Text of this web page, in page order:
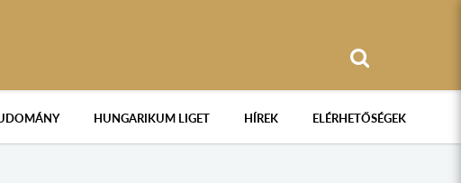
HUNGARIKUM LIGET HÍREK ELÉRHETŐSÉGEK